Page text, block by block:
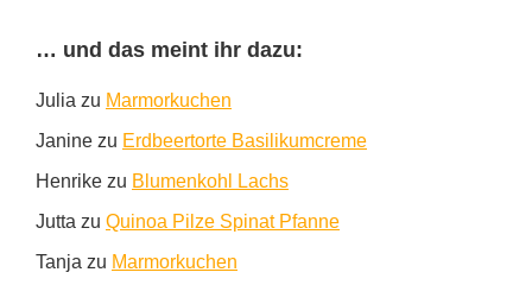
… und das meint ihr dazu:
Julia zu Marmorkuchen
Janine zu Erdbeertorte Basilikumcreme
Henrike zu Blumenkohl Lachs
Jutta zu Quinoa Pilze Spinat Pfanne
Tanja zu Marmorkuchen